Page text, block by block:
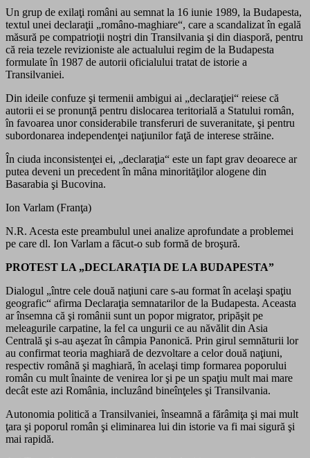
Un grup de exilaţi români au semnat la 16 iunie 1989, la Budapesta,
textul unei declaraţii „româno-maghiare“, care a scandalizat în egală
măsură pe compatrioţii noştri din Transilvania şi din diasporă, pentru
că reia tezele revizioniste ale actualului regim de la Budapesta
formulate în 1987 de autorii oficialului tratat de istorie a
Transilvaniei.
Din ideile confuze şi termenii ambigui ai „declaraţiei“ reiese că
autorii ei se pronunţă pentru dislocarea teritorială a Statului român,
în favoarea unor considerabile transferuri de suveranitate, şi pentru
subordonarea independenţei naţiunilor faţă de interese străine.
În ciuda inconsistenţei ei, „declaraţia“ este un fapt grav deoarece ar
putea deveni un precedent în mâna minorităţilor alogene din
Basarabia şi Bucovina.
Ion Varlam (Franţa)
N.R. Acesta este preambulul unei analize aprofundate a problemei
pe care dl. Ion Varlam a făcut-o sub formă de broşură.
PROTEST LA „DECLARAŢIA DE LA BUDAPESTA”
Dialogul „între cele două naţiuni care s-au format în acelaşi spaţiu
geografic“ afirma Declaraţia semnatarilor de la Budapesta. Aceasta
ar însemna că şi românii sunt un popor migrator, pripăşit pe
meleagurile carpatine, la fel ca ungurii ce au năvălit din Asia
Centrală şi s-au aşezat în câmpia Panonică. Prin girul semnăturii lor
au confirmat teoria maghiară de dezvoltare a celor două naţiuni,
respectiv română şi maghiară, în acelaşi timp formarea poporului
român cu mult înainte de venirea lor şi pe un spaţiu mult mai mare
decât este azi România, incluzând bineînţeles şi Transilvania.
Autonomia politică a Transilvaniei, înseamnă a fărâmiţa şi mai mult
ţara şi poporul român şi eliminarea lui din istorie va fi mai sigură şi
mai rapidă.